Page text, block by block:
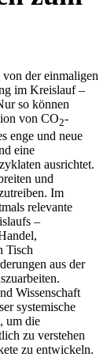
der einmaligen
im Kreislauf –
so können
von CO2-
enge und neue
eine
ausrichtet.
und
Im
relevante
–
Tisch
aus der
Wissenschaft
systemische
um die
zu verstehen
zu entwickeln.